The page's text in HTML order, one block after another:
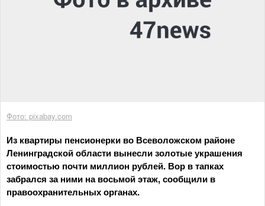
Фото: pixabay.com
Из квартиры пенсионерки во Всеволожском районе
Ленинградской области вынесли золотые украшения
стоимостью почти миллион рублей. Вор в тапках
забрался за ними на восьмой этаж, сообщили в
правоохранительных органах.